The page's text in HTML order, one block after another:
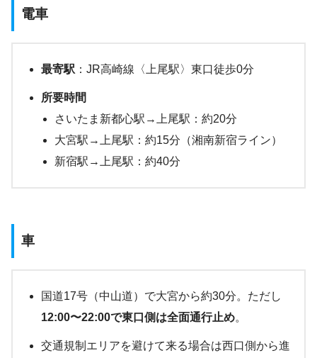
電車
最寄駅 ：JR高崎線〈上尾駅〉東口徒歩0分
所要時間
さいたま新都心駅→上尾駅：約20分
大宮駅→上尾駅：約15分（湘南新宿ライン）
新宿駅→上尾駅：約40分
車
国道17号（中山道）で大宮から約30分。ただし
12:00〜22:00で東口側は全面通行止め。
交通規制エリアを避けて来る場合は西口側から進